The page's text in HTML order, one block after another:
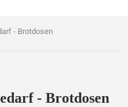
- Brotdosen
- Brotdosen